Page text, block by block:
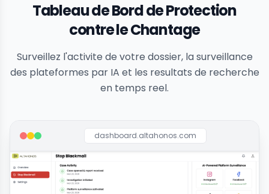
Tableau de Bord de Protection
contre le Chantage
Surveillez l'activite de votre dossier, la surveillance
des plateformes par IA et les resultats de recherche
en temps reel.
dashboard.altahonos.com